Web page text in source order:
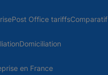
Office tariffsComparatif
en France